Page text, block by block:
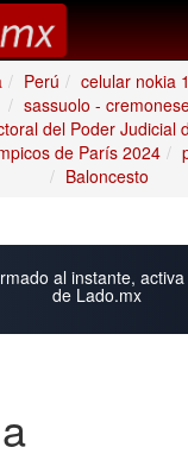
Perú celular nokia
sassuolo -
del Poder Judicial
de París 2024
Baloncesto
al instante,
de Lado.mx